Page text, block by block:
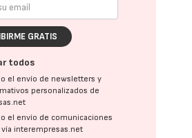
GRATIS
todos
el envío de newsletters y
personalizados de
el envío de comunicaciones
interempresas.net